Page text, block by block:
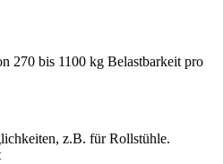
270 bis 1100 kg Belastbarkeit pro
z.B. für Rollstühle.